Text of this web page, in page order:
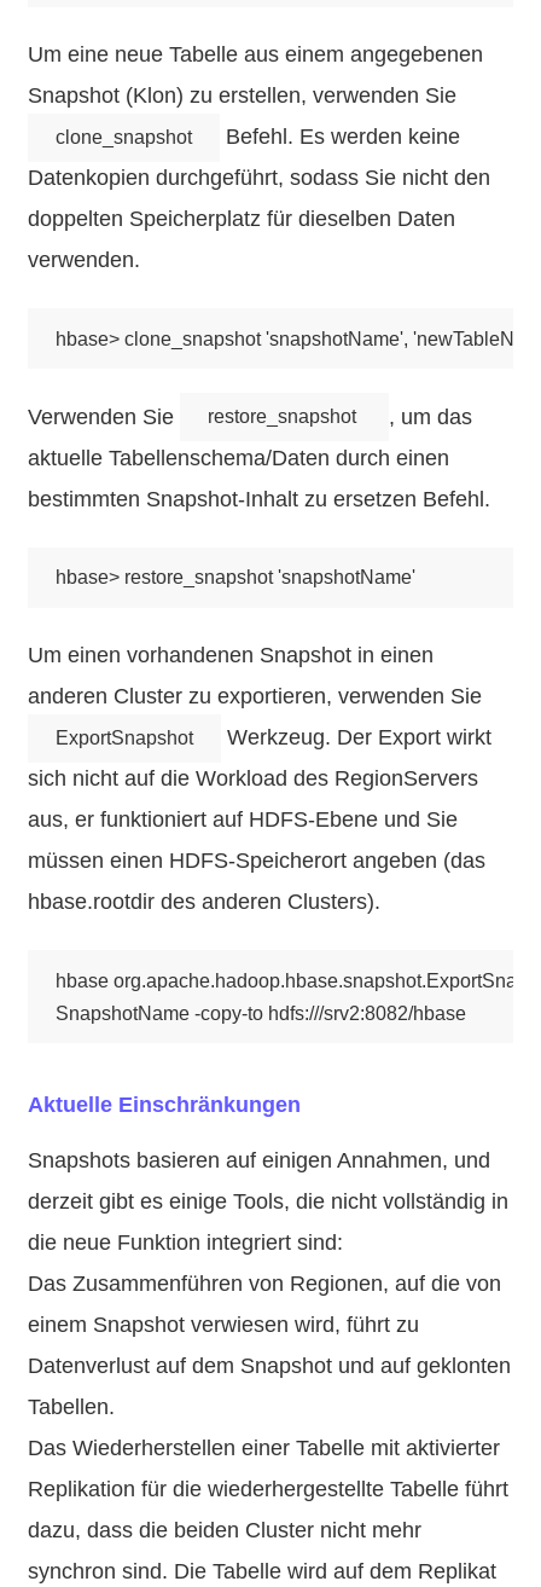
Um eine neue Tabelle aus einem angegebenen
Snapshot (Klon) zu erstellen, verwenden Sie
clone_snapshot
Befehl. Es werden keine
Datenkopien durchgeführt, sodass Sie nicht den
doppelten Speicherplatz für dieselben Daten
verwenden.
Verwenden Sie restore_snapshot
, um das
aktuelle Tabellenschema/Daten durch einen
bestimmten Snapshot-Inhalt zu ersetzen Befehl.
hbase> restore_snapshot 'snapshotName'
Um einen vorhandenen Snapshot in einen
anderen Cluster zu exportieren, verwenden Sie
ExportSnapshot
Werkzeug. Der Export wirkt
sich nicht auf die Workload des RegionServers
aus, er funktioniert auf HDFS-Ebene und Sie
müssen einen HDFS-Speicherort angeben (das
hbase.rootdir des anderen Clusters).
hbase
SnapshotName -copy-to hdfs:///srv2:8082/hbase
Aktuelle Einschränkungen
Snapshots basieren auf einigen Annahmen, und
derzeit gibt es einige Tools, die nicht vollständig in
die neue Funktion integriert sind:
Das Zusammenführen von Regionen, auf die von
einem Snapshot verwiesen wird, führt zu
Datenverlust auf dem Snapshot und auf geklonten
Tabellen.
Das Wiederherstellen einer Tabelle mit aktivierter
Replikation für die wiederhergestellte Tabelle führt
dazu, dass die beiden Cluster nicht mehr
synchron sind. Die Tabelle wird auf dem Replikat